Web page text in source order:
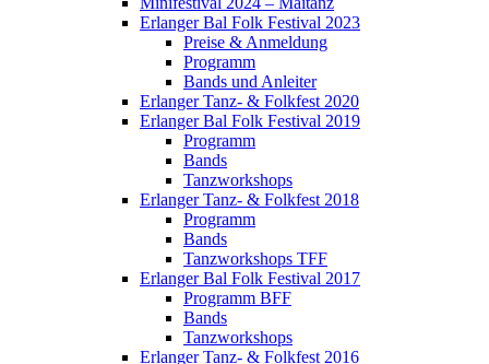
Erlanger Bal Folk Festival 2023
Preise & Anmeldung
Programm
Bands und Anleiter
Erlanger Tanz- & Folkfest 2020
Erlanger Bal Folk Festival 2019
Programm
Bands
Tanzworkshops
Erlanger Tanz- & Folkfest 2018
Programm
Bands
Tanzworkshops TFF
Erlanger Bal Folk Festival 2017
Programm BFF
Bands
Tanzworkshops
Erlanger Tanz- & Folkfest 2016